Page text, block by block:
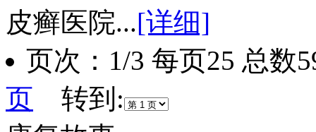
皮癣医院...[详细]
页次：1/3 每页25 总
页 转到: